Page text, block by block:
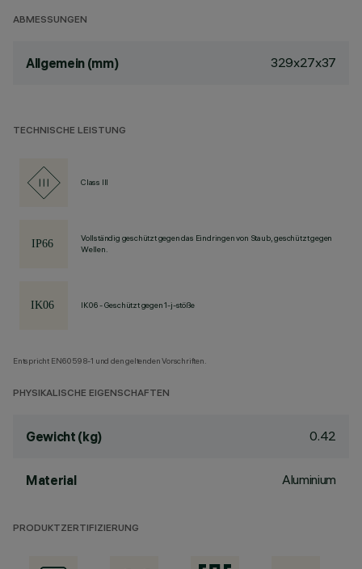
ABMESSUNGEN
Allgemein (mm) 329x27x37
TECHNISCHE LEISTUNG
Class III
Vollständig geschützt gegen das Eindringen von Staub, geschützt gegen
Wellen.
IK06 - Geschützt gegen 1-j-stöße
Entspricht EN60598-1 und den geltenden Vorschriften.
PHYSIKALISCHE EIGENSCHAFTEN
Gewicht (kg) 0.42
Material Aluminium
PRODUKTZERTIFIZIERUNG